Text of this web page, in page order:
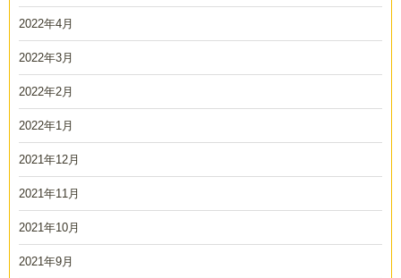
2022年4月
2022年3月
2022年2月
2022年1月
2021年12月
2021年11月
2021年10月
2021年9月